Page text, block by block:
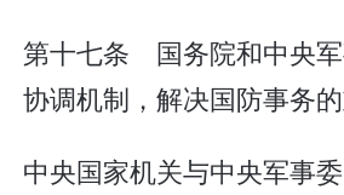
第十七条 国务院和中央
协调机制，解决国防事务的
中央国家机关与中央军事